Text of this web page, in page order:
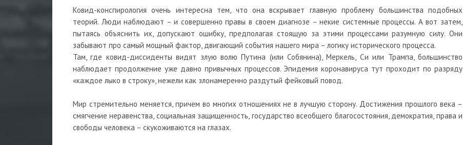
Ковид-конспирология очень интересна тем, что она вскрывает главную проблему большинства подобных
теорий. Люди наблюдают – и совершенно правы в своем диагнозе – некие системные процессы. А вот затем,
пытаясь объяснить их, допускают ошибку, предполагая стоящую за этими процессами разумную силу. Они
забывают про самый мощный фактор, двигающий события нашего мира – логику исторического процесса.
Там, где ковид-диссиденты видят злую волю Путина (или Собянина), Меркель, Си или Трампа, большинство
наблюдает продолжение уже давно привычных процессов. Эпидемия коронавируса тут проходит по разряду
«каждое лыко в строку», нежели как злонамеренно раздутый фейковый повод.
Мир стремительно меняется, причем во многих отношениях не в лучшую сторону. Достижения прошлого века –
смягчение неравенства, социальная защищенность, государство всеобщего благосостояния, демократия, права и
свободы человека – скукоживаются на глазах.